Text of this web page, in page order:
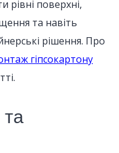
рівні поверхні,
та навіть
рішення. Про
гіпсокартону
та